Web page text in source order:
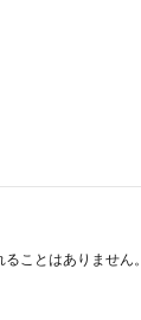
ことはありません。